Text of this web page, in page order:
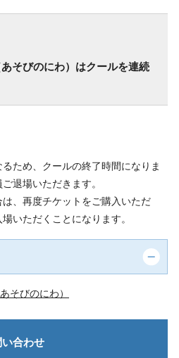
そびのにわ）はクールを連続
ため、クールの終了時間になりま
退場いただきます。
、再度チケットをご購入いただ
いただくことになります。
そびのにわ）
い合わせ